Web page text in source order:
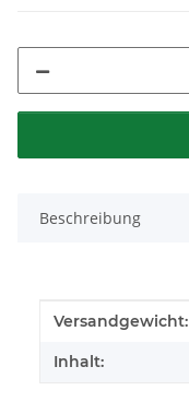
Beschreibung
Wert
Versandgewicht:
Inhalt: